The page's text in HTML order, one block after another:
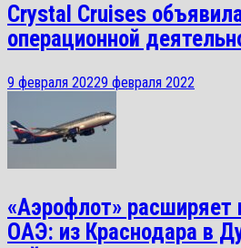
Crystal Cruises
операционной
9 февраля 20229 февраля 2022
«Аэрофлот» расширяет
ОАЭ: из Краснодара в